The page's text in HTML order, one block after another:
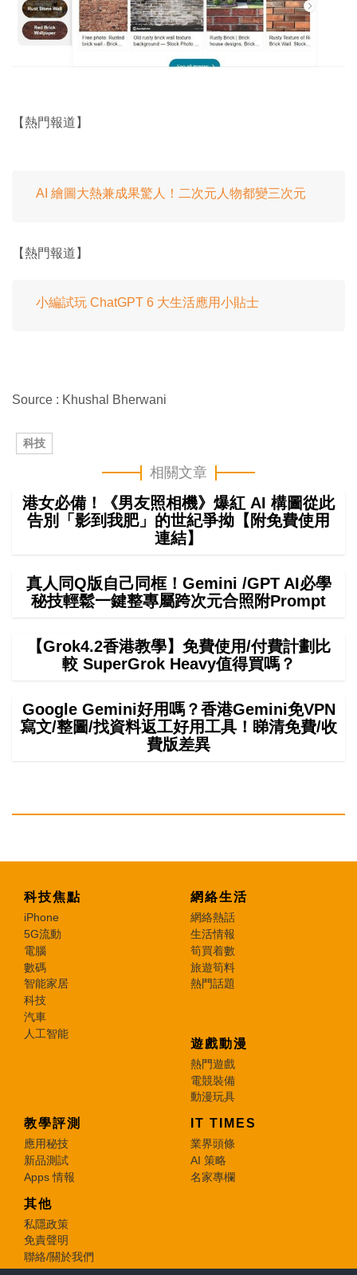
【熱門報道】
AI 繪圖大熱兼成果驚人！二次元人物都變三次元
【熱門報道】
小編試玩 ChatGPT 6 大生活應用小貼士
Source : Khushal Bherwani
科技
相關文章
港女必備！《男友照相機》爆紅 AI 構圖從此
告別「影到我肥」的世紀爭拗【附免費使用
連結】
真人同Q版自己同框！Gemini /GPT AI必學
秘技輕鬆一鍵整專屬跨次元合照附Prompt
【Grok4.2香港教學】免費使用/付費計劃比
較 SuperGrok Heavy值得買嗎？
Google Gemini好用嗎？香港Gemini免VPN
寫文/整圖/找資料返工好用工具！睇清免費/收
費版差異
科技焦點
iPhone
5G流動
電腦
數碼
智能家居
科技
汽車
人工智能
網絡生活
網絡熱話
生活情報
筍買着數
旅遊筍料
熱門話題
遊戲動漫
熱門遊戲
電競裝備
動漫玩具
教學評測
應用秘技
新品測試
Apps 情報
IT TIMES
業界頭條
AI 策略
名家專欄
其他
私隱政策
免責聲明
聯絡/關於我們